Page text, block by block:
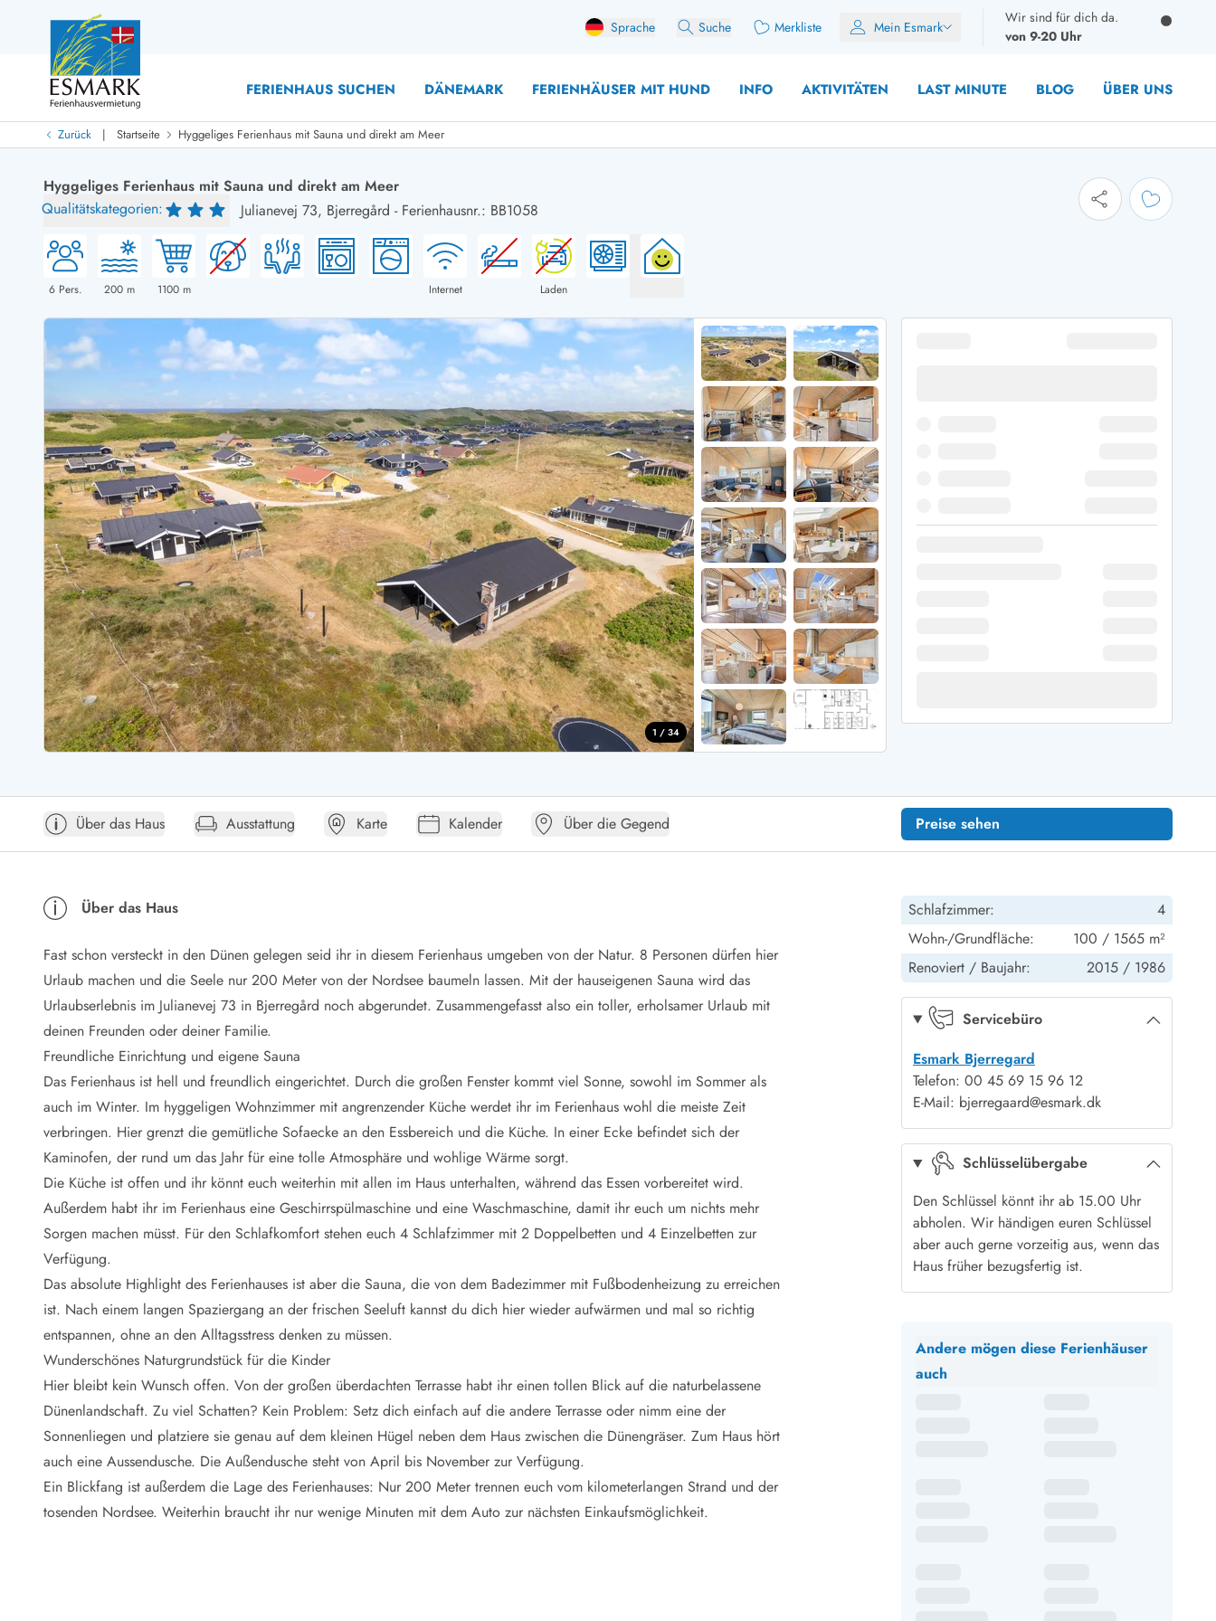
Sprache Suche Merkliste Mein Esmark
Wir sind für dich da.
von 9-20 Uhr
FERIENHAUS SUCHEN DÄNEMARK FERIENHÄUSER MIT HUND INFO AKTIVITÄTEN LAST MINUTE BLOG ÜBER UNS
Last Minute
Last Minute
Neu bei uns!
Neue Ferienhäuser bei ESMARKFerienhäuser mit Pool Ferienhäuser mit Hund
Neurenovierte Ferienhäuser
Ferienhäuser mit Endreinigung inklusive
Ferienhäuser dicht am Strand
Ferienhäuser neu gebaut
Ferienhäuser mit Sauna
Ferienhäuser Nicht-Raucher
Ferienhäuser mit Whirlpool
Ferienhäuser mit Freitagswechsel
Ferienhäuser mit Samstagswechsel
Ferienhäuser mit Sonntagswechsel
Ferienhäuser für Angler
Ferienhäuser mit Aktivitätsraum
Ferienhäuser mit Kaminofen
Ferienhäuser mit Kindern
Luxus Ferienhäuser
Ferienhäuser mit Nebensaionrabatt
Ferienhaus für 2 Personen
Ferienhaus für 4 Personen
Ferienhaus für 6 Personen
Ferienhaus für Gruppen
Ferienhäuser im Frühjahr
Ferienhäuser im Sommer
Ferienhäuser im Herbst
Ferienhäuser im Winter
Ferienhäuser über Weihnachten
Ferienhäuser über Silvester
Ferienhäuser BjerregardFerienhäuser BlavandFerienhäuser Hvide SandeFerienhäuser Sondervig
Ferienhäuser Argab
Ferienhäuser in Arrild
Ferienhäuser Bjerregard
Ferienhäuser Blavand
Ferienhäuser Bork Havn
Ferienhäuser Fjand
Ferienhäuser Fanö
Ferienhäuser Graerup Strand
Ferienhäuser Haurvig
Ferienhäuser Henne Strand
Ferienhäuser Ho
Ferienhäuser Houstrup
Ferienhäuser Houvig
Ferienhäuser auf Holmsland Klit
Ferienhäuser in Holmsland
Ferienhäuser Hvide Sande
Ferienhäuser Jegum
Ferienhäuser Klegod
Ferienhäuser Lodbjerg Hede
Ferienhäuser Nr. Lyngvig
Ferienhäuser in Nymindegab
Ferienhäuser Römö
Ferienhäuser am Ringköbing Fjord
Ferienhäuser Sondervig
Ferienhäuser Skodbjerge
Ferienhäuser in Thorsminde
Ferienhäuser Vederso Klit
Ferienhäuser Vejers Strand
Ferienhäuser Vester Husby
Öffnungszeiten
Anreise
Ferienhaus ABC
Häufige Fragen zur Buchung
Verleihservice
Reisescheckliste
Endreinigung
Gutschein
Frühbucher
Mietbedingungen
Reiseführer Dänemark
Tipps für Urlaub in Dänemark
Wetter in Dänemark
Saisonzeiten
Badesicherheit im Meer
Naturschutz
Webcam Dänemark
Ferienhauskatalog
Fotowettbewerb
Vorteile bei uns
Reisecurity
Esmark KidsVIP
Esmark VIP - Partnervorteile und Rabatte
Preisgarantie
Keine Kaution
Gästebewertungen
Gratis WLAN
We love people
Zurück | Startseite Hyggeliges Ferienhaus mit Sauna und direkt am Meer
Hyggeliges Ferienhaus mit Sauna und direkt am Meer
Qualitätskategorien:
Julianevej 73, Bjerregård - Ferienhausnr.: BB1058
6Pers. 200 m 1100m Internet Laden
1 / 34
Über das Haus Ausstattung Karte Kalender Über die Gegend Preise sehen
Über das Haus
Fast schon versteckt in den Dünen gelegen seid ihr in diesem Ferienhaus umgeben von der Natur. 8 Personen dürfen hier
Urlaub machen und die Seele nur 200 Meter von der Nordsee baumeln lassen. Mit der hauseigenen Sauna wird das
Urlaubserlebnis im Julianevej 73 in Bjerregård noch abgerundet. Zusammengefasst also ein toller, erholsamer Urlaub mit
deinen Freunden oder deiner Familie.
Freundliche Einrichtung und eigene Sauna
Das Ferienhaus ist hell und freundlich eingerichtet. Durch die großen Fenster kommt viel Sonne, sowohl im Sommer als
auch im Winter. Im hyggeligen Wohnzimmer mit angrenzender Küche werdet ihr im Ferienhaus wohl die meiste Zeit
verbringen. Hier grenzt die gemütliche Sofaecke an den Essbereich und die Küche. In einer Ecke befindet sich der
Kaminofen, der rund um das Jahr für eine tolle Atmosphäre und wohlige Wärme sorgt.
Die Küche ist offen und ihr könnt euch weiterhin mit allen im Haus unterhalten, während das Essen vorbereitet wird.
Außerdem habt ihr im Ferienhaus eine Geschirrspülmaschine und eine Waschmaschine, damit ihr euch um nichts mehr
Sorgen machen müsst. Für den Schlafkomfort stehen euch 4 Schlafzimmer mit 2 Doppelbetten und 4 Einzelbetten zur
Verfügung.
Das absolute Highlight des Ferienhauses ist aber die Sauna, die von dem Badezimmer mit Fußbodenheizung zu erreichen
ist. Nach einem langen Spaziergang an der frischen Seeluft kannst du dich hier wieder aufwärmen und mal so richtig
entspannen, ohne an den Alltagsstress denken zu müssen.
Wunderschönes Naturgrundstück für die Kinder
Hier bleibt kein Wunsch offen. Von der großen überdachten Terrasse habt ihr einen tollen Blick auf die naturbelassene
Dünenlandschaft. Zu viel Schatten? Kein Problem: Setz dich einfach auf die andere Terrasse oder nimm eine der
Sonnenliegen und platziere sie genau auf dem kleinen Hügel neben dem Haus zwischen die Dünengräser. Zum Haus hört
auch eine Aussendusche. Die Außendusche steht von April bis November zur Verfügung.
Ein Blickfang ist außerdem die Lage des Ferienhauses: Nur 200 Meter trennen euch vom kilometerlangen Strand und der
tosenden Nordsee. Weiterhin braucht ihr nur wenige Minuten mit dem Auto zur nächsten Einkaufsmöglichkeit.
Schlafzimmer:
4
Wohn-/Grundfläche:
100 / 1565 m²
Renoviert / Baujahr: 2015 / 1986
Servicebüro
Esmark Bjerregard
Telefon: 00 45 69 15 96 12
E-Mail: bjerregaard@esmark.dk
Schlüsselübergabe
Den Schlüssel könnt ihr ab 15.00 Uhr
abholen. Wir händigen euren Schlüssel
aber auch gerne vorzeitig aus, wenn das
Haus früher bezugsfertig ist.
Andere mögen diese Ferienhäuser
auch